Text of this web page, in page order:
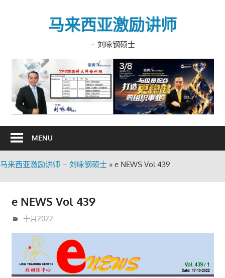
马来西亚激励讲师
– 刘咏钢硕士
MENU
马来西亚激励讲师 – 刘咏钢硕士 » e NEWS Vol 439
e NEWS Vol 439
10月 25, 2022
trainer
十月2022